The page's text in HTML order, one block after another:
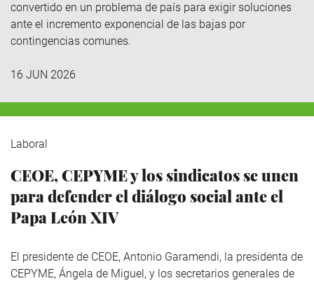
convertido en un problema de país para exigir soluciones
ante el incremento exponencial de las bajas por
contingencias comunes.
16 JUN 2026
Laboral
CEOE, CEPYME y los sindicatos se unen
para defender el diálogo social ante el
Papa León XIV
El presidente de CEOE, Antonio Garamendi, la presidenta de
CEPYME, Ángela de Miguel, y los secretarios generales de